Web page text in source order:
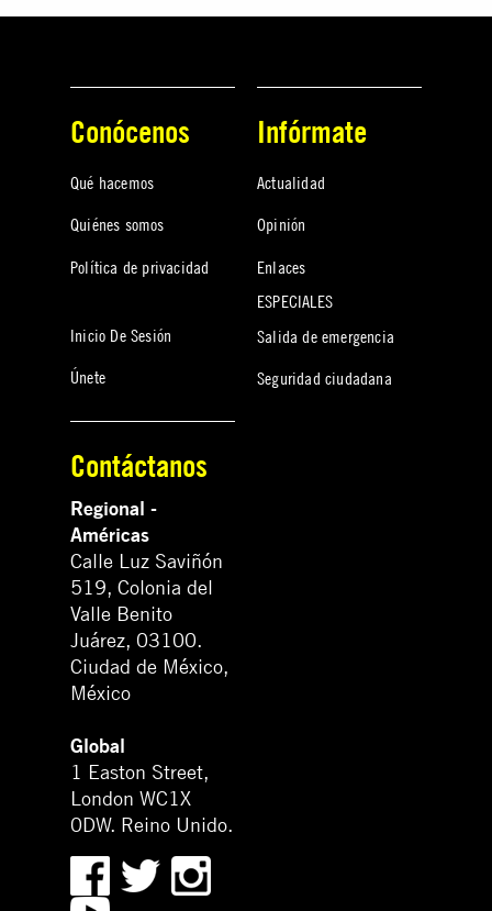
Conócenos
Qué hacemos
Quiénes somos
Política de privacidad
Inicio De Sesión
Únete
Infórmate
Actualidad
Opinión
Enlaces
ESPECIALES
Salida de emergencia
Seguridad ciudadana
Contáctanos
Regional -
Américas
Calle Luz Saviñón
519, Colonia del
Valle Benito
Juárez, 03100.
Ciudad de México,
México
Global
1 Easton Street,
London WC1X
0DW. Reino Unido.